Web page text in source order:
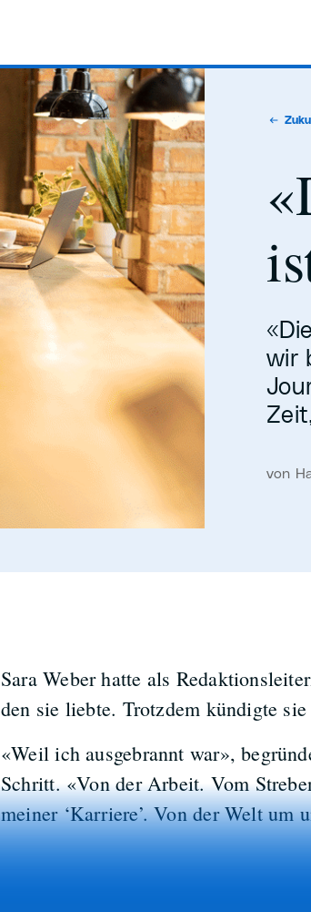
wir
von
Sara Weber hatte als
den sie liebte. Trotzdem kündigte
«Weil ich ausgebrannt war»,
Schritt. «Von der Arbeit. Vom
meiner ‘Karriere’. Von der Welt um